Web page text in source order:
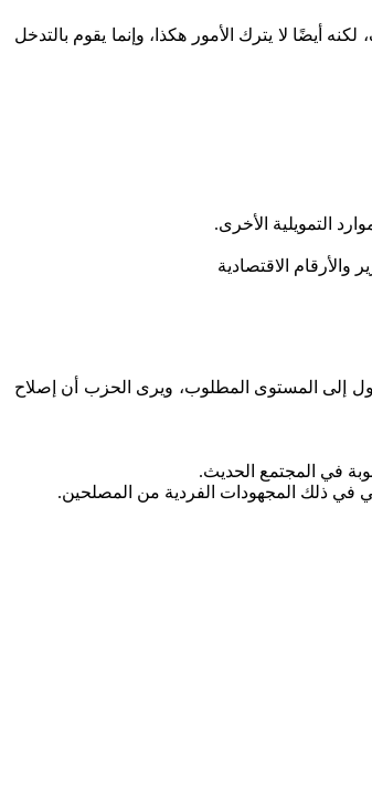
لا يترك الأمور هكذا، وإنما يقوم بالتدخل
إلى المستوى المطلوب، ويرى الحزب أن إصلاح